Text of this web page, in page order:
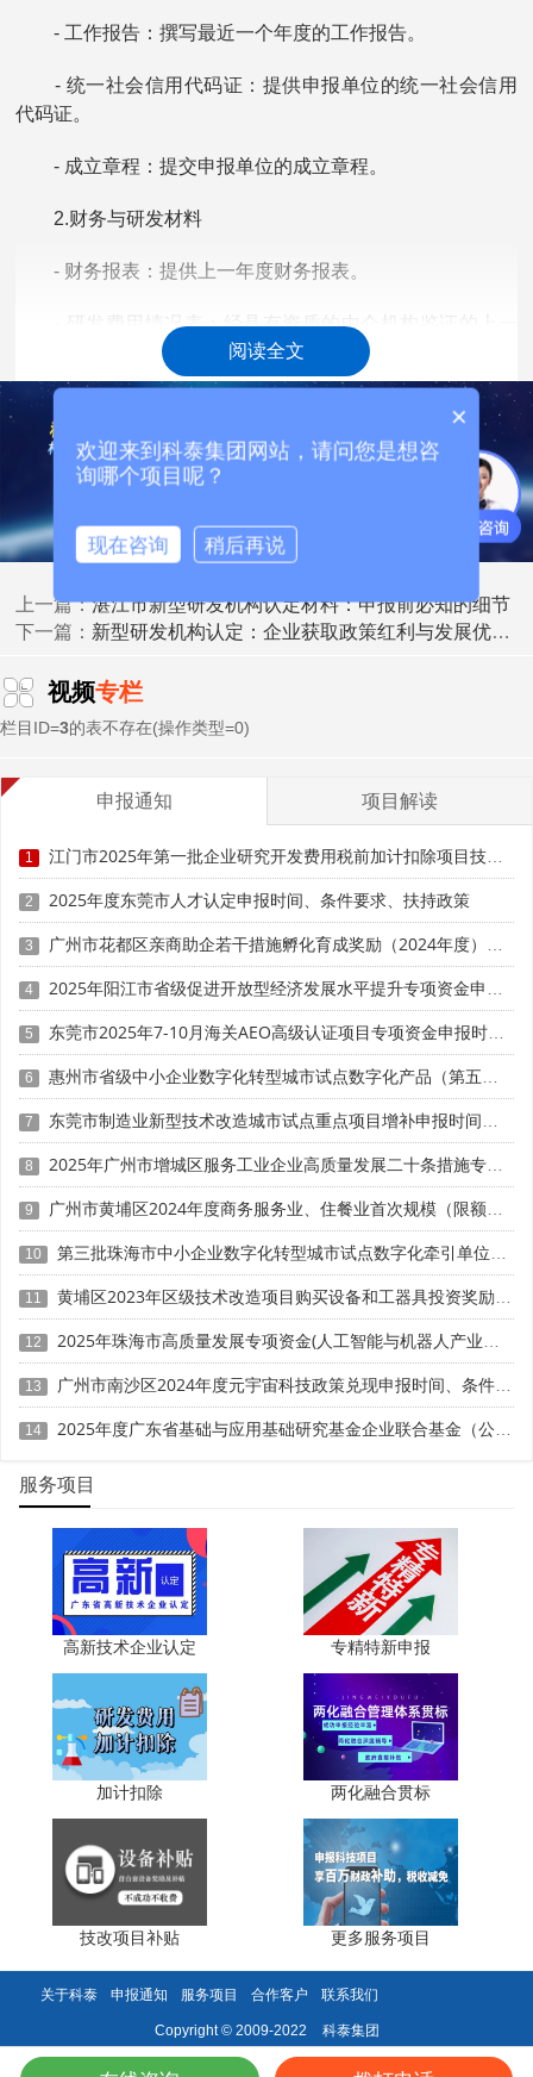
- 工作报告：撰写最近一个年度的工作报告。
- 统一社会信用代码证：提供申报单位的统一社会信用
代码证。
- 成立章程：提交申报单位的成立章程。
2.财务与研发材料
- 财务报表：提供上一年度财务报表。
- 研发费用情况表：经具有资质的中介机构鉴证的上一
个会计年度研究开发费用情况表。
- 科研项目清单：近3年立项的国家、省级科研项目清
单。
- 成果转化清单：近3年
项目清单，包括项
目名称、转化方式、转化收入及相关证明材料。
3.管理制度与人员材料
培、薪酬激励、成果转化、科研项目管理、研发经费核算
等。
- 人员名单：提供研发人员名单及资质证明。
三、申报流程操作
1.在线申报
- 注册与登录：首次申报的单位可在广东政务服务网或
省科技业务管理阳光政务平台进行注册。
- 填写申请书：登录系统后，填写申请书并上传相关材
料。
2.审核推荐
符合条件的进行推荐。
- 提交纸质材料：审核通过后，打印书面申报书并加盖
单位公章，送交所属主管部门。
四、形式审查与评审论证
1.形式审查
- 材料完整性：省科技主管部门委托第三方服务机构对
申报材料的完整性和规范性进行形式审查。
- 反馈与修改：根据形式审查意见，及时补充或修改材
2.评审论证
- 评审方式：评审论证包括网上评审、书面评价、现场
行评审论证，提出评审意见。
阅读全文
上一篇：湛江市新型研发机构认定材料：申报前必知的细节
下一篇： 新型研发机构认定：企业获取政策红利与发展优势的重要途径
视频专栏
栏目ID=3的表不存在(操作类型=0)
申报通知 项目解读
1 江门市2025年第一批企业研究开发费用税前加计扣除项目技术鉴定申报时间、条件要求
2 2025年度东莞市人才认定申报时间、条件要求、扶持政策
3 广州市花都区亲商助企若干措施孵化育成奖励（2024年度）申报时间、条件要求、补助奖励
4 2025年阳江市省级促进开放型经济发展水平提升专项资金申报时间、条件要求、补助奖励
5 东莞市2025年7-10月海关AEO高级认证项目专项资金申报时间、条件要求、扶持奖励
6 惠州市省级中小企业数字化转型城市试点数字化产品（第五批）征集申报时间、条件要求
7 东莞市制造业新型技术改造城市试点重点项目增补申报时间、条件要求、补助奖励
8 2025年广州市增城区服务工业企业高质量发展二十条措施专项资金申报时间、条件要求、补助奖励
9 广州市黄埔区2024年度商务服务业、住餐业首次规模（限额）以下转规模（限额）以上奖励申报时间、条件要求、资助标准
10 第三批珠海市中小企业数字化转型城市试点数字化牵引单位遴选申报时间、条件要求
11 黄埔区2023年区级技术改造项目购买设备和工器具投资奖励 （第一批）申报时间、条件要求、资助标准
12 2025年珠海市高质量发展专项资金(人工智能与机器人产业发展用途)项目征集申报时间、条件要求、补助奖励
13 广州市南沙区2024年度元宇宙科技政策兑现申报时间、条件要求、补助奖励
14 2025年度广东省基础与应用基础研究基金企业联合基金（公共卫生与医药健康领域）项目申报时间、条件要求、资助奖励
服务项目
高新技术企业认定 专精特新申报
加计扣除 两化融合贯标
技改项目补贴 更多服务项目
关于科泰 申报通知 服务项目 合作客户 联系我们
Copyright © 2009-2022 科泰集团
×
欢迎来到科泰集团网站，请问您是想咨
询哪个项目呢？
现在咨询 稍后再说